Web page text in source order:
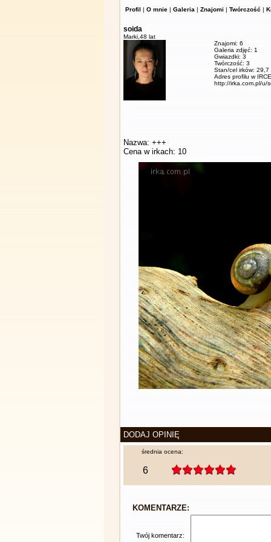
Profil | O mnie | Galeria | Znajomi | Twórczość |
soida
Marki, 48 lat
Znajomi: 6
Galeria zdjęć: 1
Gwiazdki: 3
Twórczość: 3
Stan/cel irków:
Adres profilu w
http://irka.com.pl/u/
Nazwa: +++
Cena w irkach: 10
DODAJ OPINIĘ
średnia ocena:
6
KOMENTARZE:
Twój komentarz: